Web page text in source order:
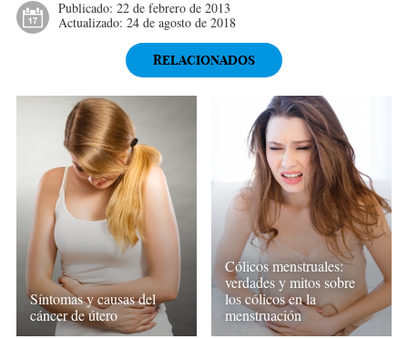
Publicado: 22 de febrero de 2013
Actualizado: 24 de agosto de 2018
RELACIONADOS
Síntomas y causas del
cáncer de útero
Cólicos menstruales:
verdades y mitos sobre
los cólicos en la
menstruación